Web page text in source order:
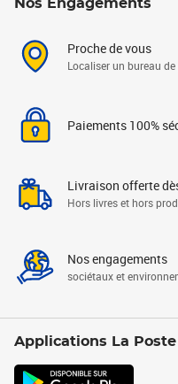
Nos Engagements
Proche de vous
Localiser un bureau
Paiements 100%
Livraison offerte
Hors livres et hors
Nos engagements
sociétaux et
Applications La Poste